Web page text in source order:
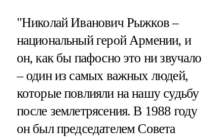
"Николай Иванович Рыжков –
национальный герой Армении, и
он, как бы пафосно это ни звучало
– один из самых важных людей,
которые повлияли на нашу судьбу
после землетрясения. В 1988 году
он был председателем Совета